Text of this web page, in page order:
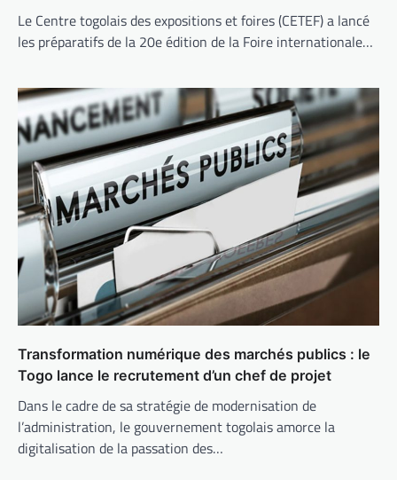
Le Centre togolais des expositions et foires (CETEF) a lancé
les préparatifs de la 20e édition de la Foire internationale…
Transformation numérique des marchés publics : le
Togo lance le recrutement d’un chef de projet
Dans le cadre de sa stratégie de modernisation de
l’administration, le gouvernement togolais amorce la
digitalisation de la passation des…